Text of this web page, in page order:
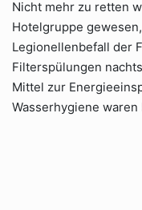
Nicht mehr zu retten
Hotelgruppe
Legionellenbefall der
Filterspülungen
Mittel zur
Wasserhygiene waren